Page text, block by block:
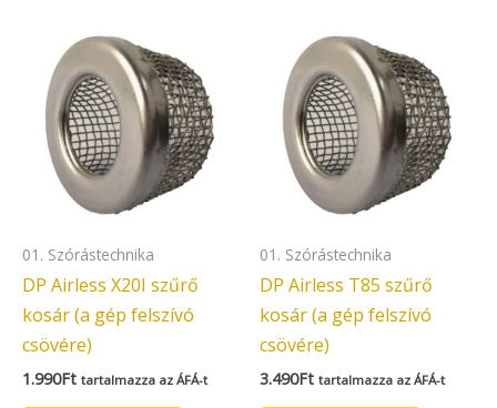
01. Szórástechnika
DP Airless X20I szűrő
kosár (a gép felszívó
csövére)
1.990Ft tartalmazza az ÁFÁ-t
01. Szórástechnika
DP Airless T85 szűrő
kosár (a gép felszívó
csövére)
3.490Ft tartalmazza az ÁFÁ-t